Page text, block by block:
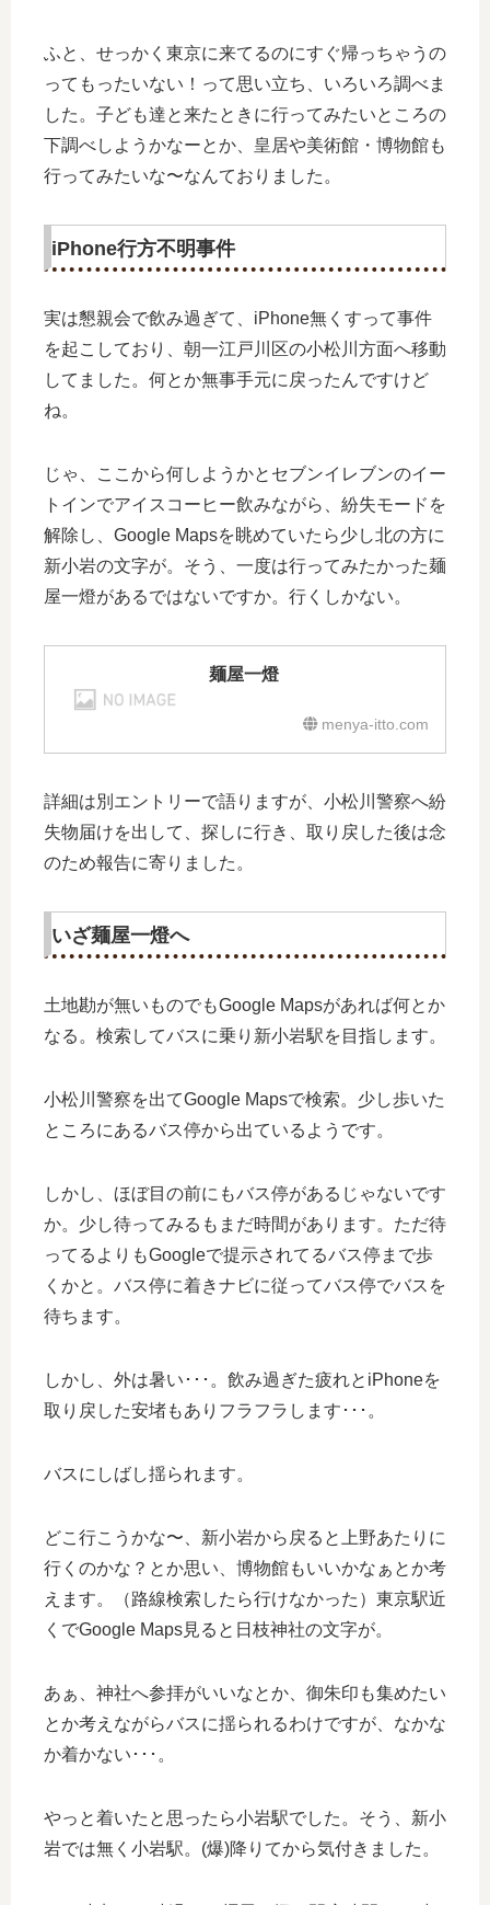
ふと、せっかく東京に来てるのにすぐ帰っちゃうの
ってもったいない！って思い立ち、いろいろ調べま
した。子ども達と来たときに行ってみたいところの
下調べしようかなーとか、皇居や美術館・博物館も
行ってみたいな〜なんておりました。
iPhone行方不明事件
実は懇親会で飲み過ぎて、iPhone無くすって事件
を起こしており、朝一江戸川区の小松川方面へ移動
してました。何とか無事手元に戻ったんですけど
ね。
じゃ、ここから何しようかとセブンイレブンのイー
トインでアイスコーヒー飲みながら、紛失モードを
解除し、Google Mapsを眺めていたら少し北の方に
新小岩の文字が。そう、一度は行ってみたかった麺
屋一燈があるではないですか。行くしかない。
麺屋一燈
menya-itto.com
詳細は別エントリーで語りますが、小松川警察へ紛
失物届けを出して、探しに行き、取り戻した後は念
のため報告に寄りました。
いざ麺屋一燈へ
土地勘が無いものでもGoogle Mapsがあれば何とか
なる。検索してバスに乗り新小岩駅を目指します。
小松川警察を出てGoogle Mapsで検索。少し歩いた
ところにあるバス停から出ているようです。
しかし、ほぼ目の前にもバス停があるじゃないです
か。少し待ってみるもまだ時間があります。ただ待
ってるよりもGoogleで提示されてるバス停まで歩
くかと。バス停に着きナビに従ってバス停でバスを
待ちます。
しかし、外は暑い･･･。飲み過ぎた疲れとiPhoneを
取り戻した安堵もありフラフラします･･･。
バスにしばし揺られます。
どこ行こうかな〜、新小岩から戻ると上野あたりに
行くのかな？とか思い、博物館もいいかなぁとか考
えます。（路線検索したら行けなかった）東京駅近
くでGoogle Maps見ると日枝神社の文字が。
あぁ、神社へ参拝がいいなとか、御朱印も集めたい
とか考えながらバスに揺られるわけですが、なかな
か着かない･･･。
やっと着いたと思ったら小岩駅でした。そう、新小
岩では無く小岩駅。(爆)降りてから気付きました。